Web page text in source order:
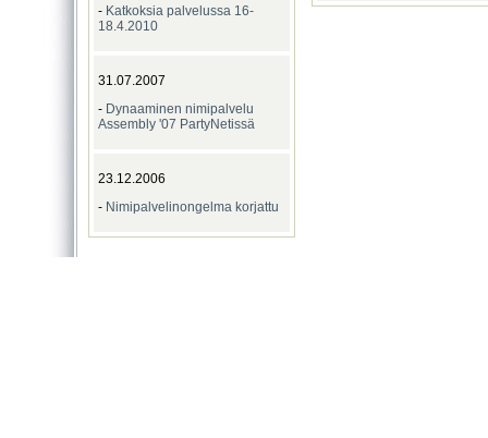
- Katkoksia palvelussa 16-
18.4.2010
31.07.2007
- Dynaaminen nimipalvelu
Assembly '07 PartyNetissä
23.12.2006
- Nimipalvelinongelma korjattu